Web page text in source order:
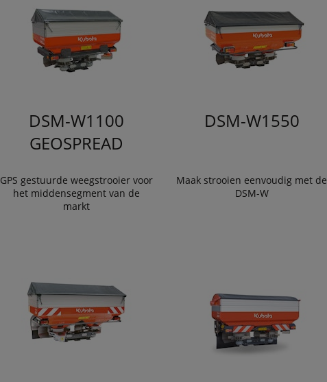
DSM-W1100
GEOSPREAD
GPS gestuurde weegstrooier voor
het middensegment van de
markt
DSM-W1550
Maak strooien eenvoudig met de
DSM-W